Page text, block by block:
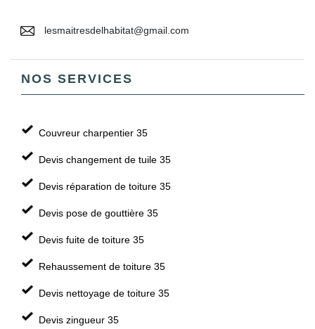
lesmaitresdelhabitat@gmail.com
NOS SERVICES
Couvreur charpentier 35
Devis changement de tuile 35
Devis réparation de toiture 35
Devis pose de gouttière 35
Devis fuite de toiture 35
Rehaussement de toiture 35
Devis nettoyage de toiture 35
Devis zingueur 35